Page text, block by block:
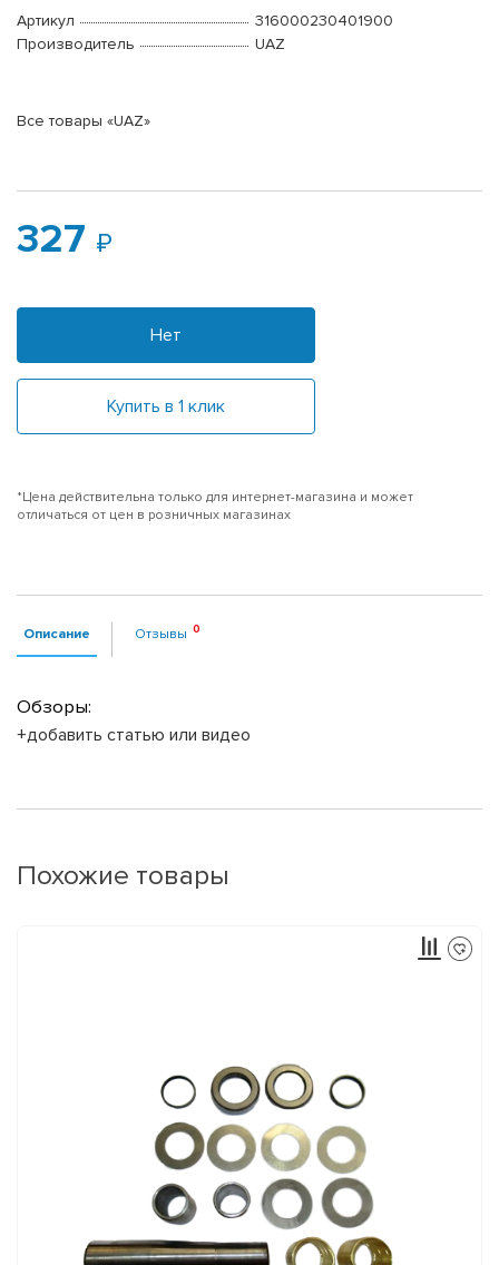
Артикул
316000230401900
Производитель
UAZ
Все товары «UAZ»
327
Нет
Купить в 1 клик
*Цена действительна только для интернет-магазина и может
отличаться от цен в розничных магазинах
Описание Отзывы
Обзоры:
+добавить статью или видео
Похожие товары